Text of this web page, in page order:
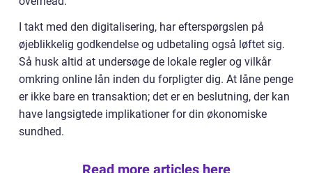
I takt med den digitalisering, har efterspørgslen på
øjeblikkelig godkendelse og udbetaling også løftet sig.
Så husk altid at undersøge de lokale regler og vilkår
omkring online lån inden du forpligter dig. At låne penge
er ikke bare en transaktion; det er en beslutning, der kan
have langsigtede implikationer for din økonomiske
sundhed.